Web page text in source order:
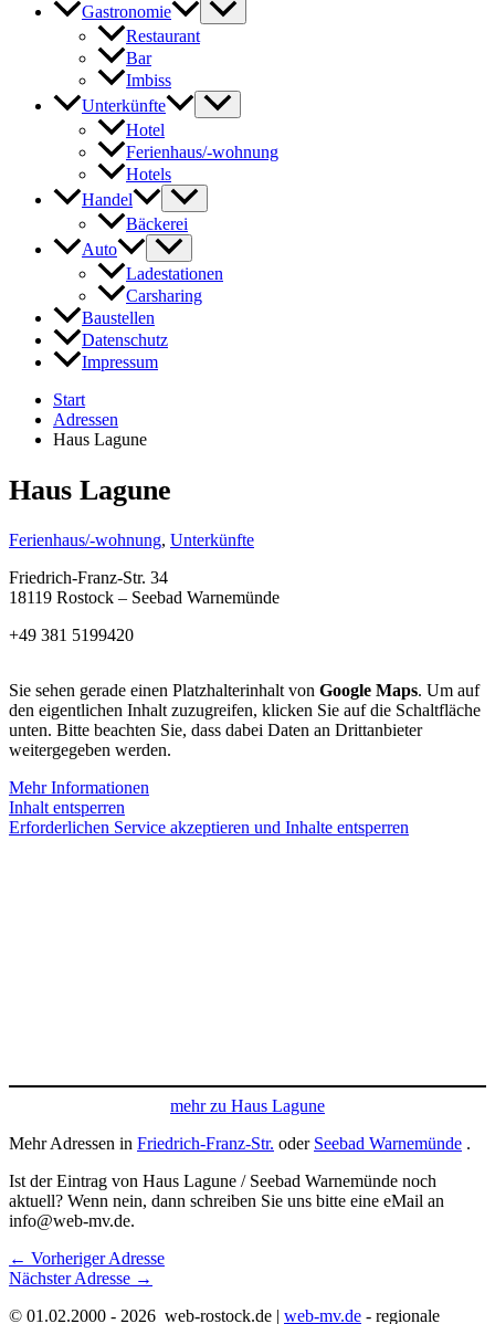
Gastronomie
Restaurant
Bar
Imbiss
Unterkünfte
Hotel
Ferienhaus/-wohnung
Hotels
Handel
Bäckerei
Auto
Ladestationen
Carsharing
Baustellen
Datenschutz
Impressum
Start
Adressen
Haus Lagune
Haus Lagune
Ferienhaus/-wohnung, Unterkünfte
Friedrich-Franz-Str. 34
18119 Rostock – Seebad Warnemünde
+49 381 5199420
Sie sehen gerade einen Platzhalterinhalt von Google Maps. Um auf
den eigentlichen Inhalt zuzugreifen, klicken Sie auf die Schaltfläche
unten. Bitte beachten Sie, dass dabei Daten an Drittanbieter
weitergegeben werden.
Mehr Informationen
Inhalt entsperren
Erforderlichen Service akzeptieren und Inhalte entsperren
mehr zu Haus Lagune
Mehr Adressen in Friedrich-Franz-Str. oder Seebad Warnemünde .
Ist der Eintrag von Haus Lagune / Seebad Warnemünde noch
aktuell? Wenn nein, dann schreiben Sie uns bitte eine eMail an
info@web-mv.de.
← Vorheriger Adresse
Nächster Adresse →
© 01.02.2000 - 2026 web-rostock.de | web-mv.de - regionale